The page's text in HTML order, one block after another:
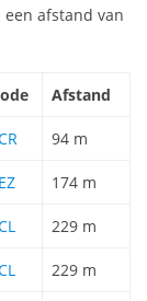
afstand van
Afstand
94 m
174 m
229 m
229 m